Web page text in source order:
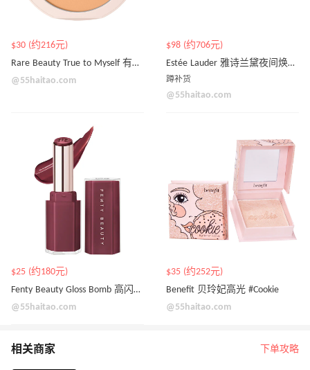
$30 (约216元)
Rare Beauty True to Myself 有色定妆粉饼
@55haitao.com
$98 (约706元)
Estée Lauder 雅诗兰黛夜间焕能 68ml精华霜膜
蹲补货
@55haitao.com
$25 (约180元)
Fenty Beauty Gloss Bomb 高闪口红
@55haitao.com
$35 (约252元)
Benefit 贝玲妃高光 #Cookie
@55haitao.com
相关商家 下单攻略